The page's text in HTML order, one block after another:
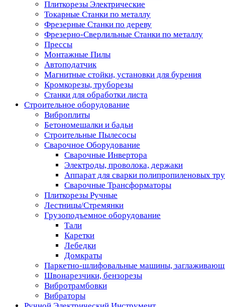
Плиткорезы Электрические
Токарные Станки по металлу
Фрезерные Станки по дереву
Фрезерно-Сверлильные Станки по металлу
Прессы
Монтажные Пилы
Автоподатчик
Магнитные стойки, установки для бурения
Кромкорезы, труборезы
Станки для обработки листа
Строительное оборудование
Виброплиты
Бетономешалки и бадьи
Строительные Пылесосы
Сварочное Оборудование
Сварочные Инвертора
Электроды, проволока, держаки
Аппарат для сварки полипропиленовых
Сварочные Трансформаторы
Плиткорезы Ручные
Лестницы/Стремянки
Грузоподъемное оборудование
Тали
Каретки
Лебедки
Домкраты
Паркетно-шлифовальные машины,
Швонарезчики, бензорезы
Вибротрамбовки
Вибраторы